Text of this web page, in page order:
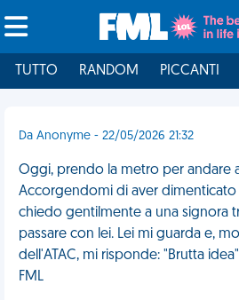
TUTTO RANDOM PICCANTI
Da Anonyme - 22/05/2026 21:32
Oggi, prendo la metro per andare
Accorgendomi di aver
chiedo gentilmente a una signora
passare con lei. Lei mi guarda e,
dell'ATAC, mi risponde: "Brutta
FML